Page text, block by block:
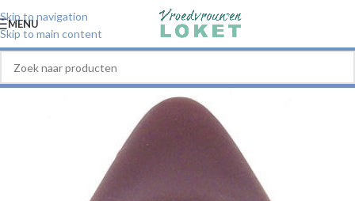
Skip to navigation
Skip to main content
MENU